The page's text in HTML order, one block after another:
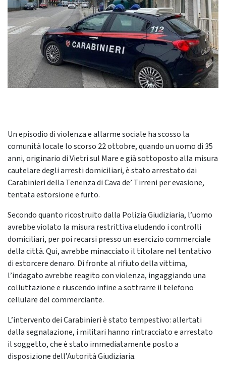
Un episodio di violenza e allarme sociale ha scosso la
comunità locale lo scorso 22 ottobre, quando un uomo di 35
anni, originario di Vietri sul Mare e già sottoposto alla misura
cautelare degli arresti domiciliari, è stato arrestato dai
Carabinieri della Tenenza di Cava de’ Tirreni per evasione,
tentata estorsione e furto.
Secondo quanto ricostruito dalla Polizia Giudiziaria, l’uomo
avrebbe violato la misura restrittiva eludendo i controlli
domiciliari, per poi recarsi presso un esercizio commerciale
della città. Qui, avrebbe minacciato il titolare nel tentativo
di estorcere denaro. Di fronte al rifiuto della vittima,
l’indagato avrebbe reagito con violenza, ingaggiando una
colluttazione e riuscendo infine a sottrarre il telefono
cellulare del commerciante.
L’intervento dei Carabinieri è stato tempestivo: allertati
dalla segnalazione, i militari hanno rintracciato e arrestato
il soggetto, che è stato immediatamente posto a
disposizione dell’Autorità Giudiziaria.